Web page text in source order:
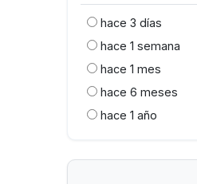
hace 3 días
hace 1 semana
hace 1 mes
hace 6 meses
hace 1 año